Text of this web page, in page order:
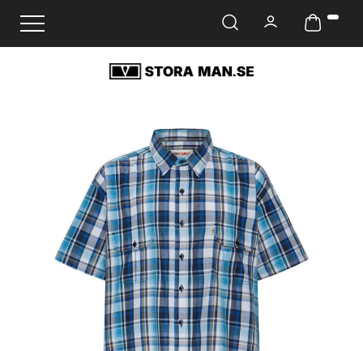
Ändra navigering